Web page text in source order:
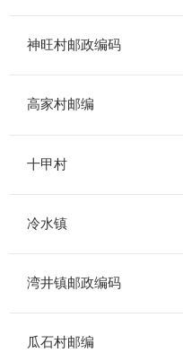
神旺村邮政编码
高家村邮编
十甲村
冷水镇
湾井镇邮政编码
瓜石村邮编